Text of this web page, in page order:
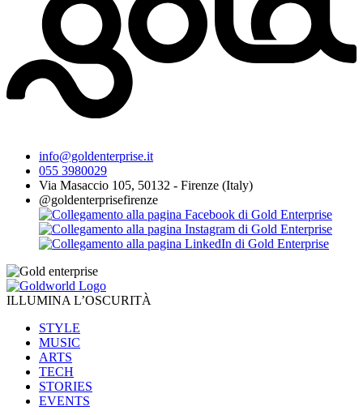
info@goldenterprise.it
055 3980029
Via Masaccio 105, 50132 - Firenze (Italy)
@goldenterprisefirenze
ILLUMINA L’OSCURITÀ
STYLE
MUSIC
ARTS
TECH
STORIES
EVENTS